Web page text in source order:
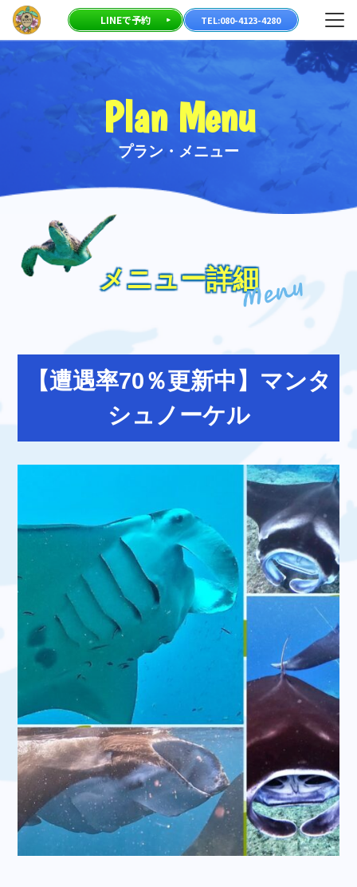
LINEで予約 TEL:080-4123-4280 メニ
Plan Menu
プラン・メニュー
メニュー詳細
【遭遇率70％更新中】マンタ
シュノーケル